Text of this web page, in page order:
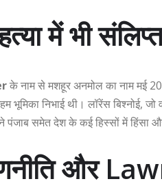
में भी
के नाम से मशहूर अनमोल का नाम मई
भूमिका निभाई थी। लॉरेंस बिश्नोई,
समेत देश के कई हिस्सों में हिंसा
और